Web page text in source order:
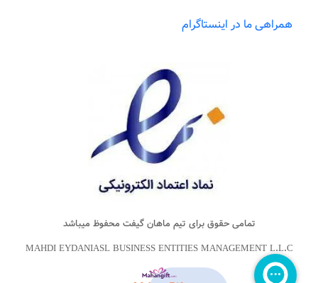
همراهی ما در اینستاگرام
تمامی حقوق برای تیم ماهان گیفت محفوظ میباشد
MAHDI EYDANIASL BUSINESS ENTITIES MANAGEMENT L.L.C